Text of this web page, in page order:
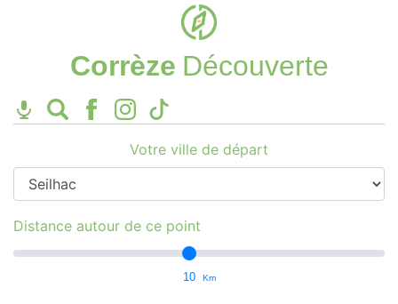
Corrèze Découverte
Votre ville de départ
Distance autour de ce point
10 Km